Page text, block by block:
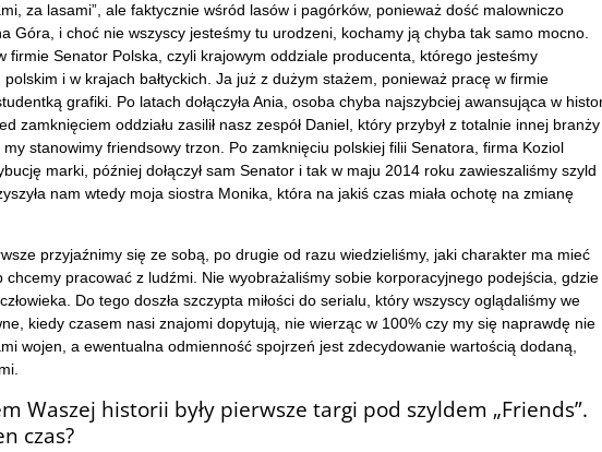
za lasami”, ale faktycznie wśród lasów i pagórków, ponieważ dość malowniczo
Góra, i choć nie wszyscy jesteśmy tu urodzeni, kochamy ją chyba tak samo mocno.
firmie Senator Polska, czyli krajowym oddziale producenta, którego jesteśmy
i w krajach bałtyckich. Ja już z dużym stażem, ponieważ pracę w firmie
grafiki. Po latach dołączyła Ania, osoba chyba najszybciej awansująca w
zamknięciem oddziału zasilił nasz zespół Daniel, który przybył z totalnie innej branży
my stanowimy friendsowy trzon. Po zamknięciu polskiej filii Senatora, firma Koziol
marki, później dołączył sam Senator i tak w maju 2014 roku zawieszaliśmy szyld
nam wtedy moja siostra Monika, która na jakiś czas miała ochotę na zmianę
przyjaźnimy się ze sobą, po drugie od razu wiedzieliśmy, jaki charakter ma mieć
chcemy pracować z ludźmi. Nie wyobrażaliśmy sobie korporacyjnego podejścia, gdzie
Do tego doszła szczypta miłości do serialu, który wszyscy oglądaliśmy we
kiedy czasem nasi znajomi dopytują, nie wierząc w 100% czy my się naprawdę nie
wojen, a ewentualna odmienność spojrzeń jest zdecydowanie wartością dodaną,
Waszej historii były pierwsze targi pod szyldem „Friends”.
czas?